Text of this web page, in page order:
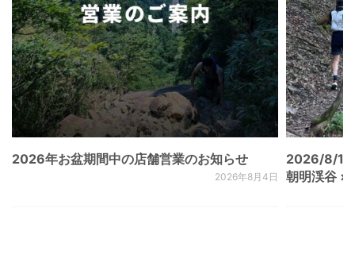
2026年お盆期間中の店舗営業のお知らせ
2026年8月4日
2026/8/
朝明渓谷 ×